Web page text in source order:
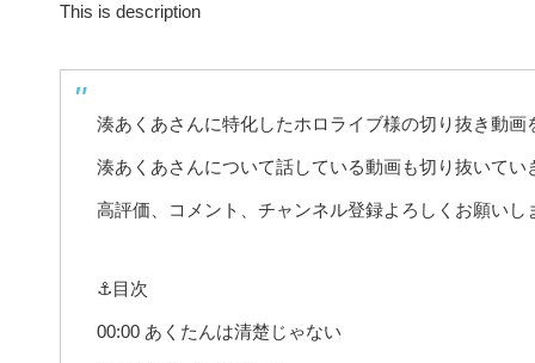
This is description
湊あくあさんに特化したホロライブ様の切り抜き動画
湊あくあさんについて話している動画も切り抜いてい
高評価、コメント、チャンネル登録よろしくお願いし
⚓目次
00:00 あくたんは清楚じゃない